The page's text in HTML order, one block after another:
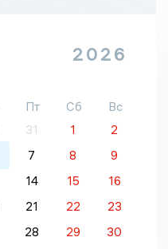
2026
Пт Сб
Вс
31 1
2
7 8
9
14 15
16
21 22
23
28 29
30